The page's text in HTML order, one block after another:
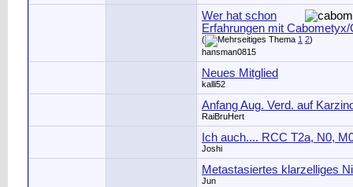
Wer hat schon
Erfahrungen mit
( 1 2)
hansman0815
Neues Mitglied
kalli52
Anfang Aug. Verd. auf
RaiBruHert
Ich auch.... RCC T2a, N0,
Joshi
Metastasiertes klarzelliges
Jun